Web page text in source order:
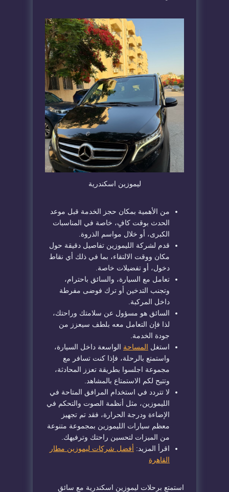
ليموزين اسكندرية
من الأهمية بمكان حجز الخدمة قبل موعد
الحدث بوقت كافٍ، خاصة في المناسبات
الكبرى، أو خلال مواسم الذروة.
قدم لشركة الليموزين تفاصيل دقيقة حول
مكان ووقت الالتقاء، بما في ذلك أي نقاط
دخول، أو تفضيلات خاصة.
تعامل مع السيارة، والسائق باحترام،
وتجنب التدخين أو ترك فوضى مفرطة
داخل المركبة.
السائق هو مسؤول عن سلامتك وراحتك،
لذا فإن التعامل معه بلطف سيعزز من
جودة الخدمة.
استغل المساحة الواسعة داخل السيارة،
واستمتع بالرحلة، فإذا كنت تسافر مع
مجموعة اجلسوا بطريقة تعزز المحادثة،
وتتيح لكم الاستمتاع بالمشاهد.
لا تتردد في استخدام المرافق المتاحة في
الليموزين، مثل أنظمة الصوت والتحكم في
الإضاءة ودرجة الحرارة، فقد تم تجهيز
معظم سيارات الليموزين بمجموعة متنوعة
من الميزات لتحسين راحتك وترفيهك.
اقرأ المزيد: أفضل شركات ليموزين مطار
القاهرة
استمتع برحلات ليموزين اسكندرية مع سائق